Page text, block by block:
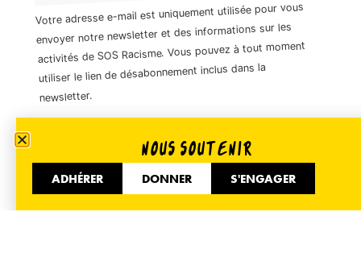
Votre adresse e-mail est uniquement utilisée pour vous
envoyer notre newsletter et des informations sur les
activités de SOS Racisme. Vous pouvez à tout moment
utiliser le lien de désabonnement inclus dans la
newsletter.
01 40 35 36 55
51 Avenue de Flandre 75019 Paris
NOUS SOUTENIR
ADHÉRER DONNER S'ENGAGER